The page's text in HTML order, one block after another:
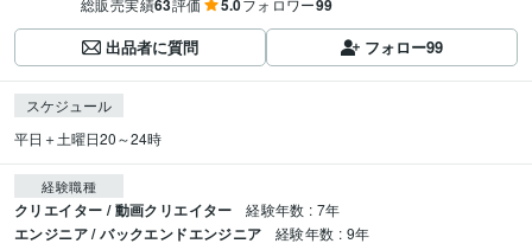
総販売実績63評価 5.0フォロワー99
出品者に質問 フォロー99
スケジュール
平日＋土曜日20～24時
経験職種
クリエイター / 動画クリエイター 経験年数 : 7年
エンジニア / バックエンドエンジニア 経験年数 : 9年